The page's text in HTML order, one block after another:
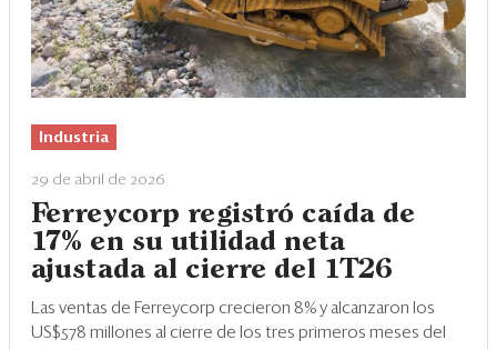
Industria
29 de abril de 2026
Ferreycorp registró caída de
17% en su utilidad neta
ajustada al cierre del 1T26
Las ventas de Ferreycorp crecieron 8% y alcanzaron los
US$578 millones al cierre de los tres primeros meses del